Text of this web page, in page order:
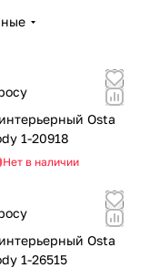
Osta
1-20918
Нет в наличии
Osta
1-26515